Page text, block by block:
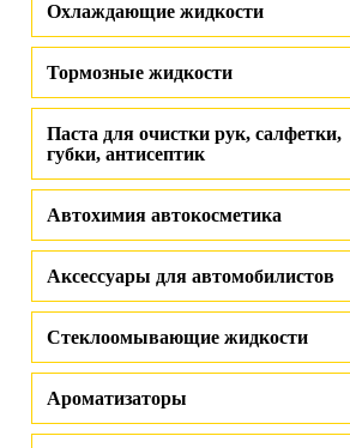
Охлаждающие жидкости
Тормозные жидкости
Паста для очистки рук, салфетки,
губки, антисептик
Автохимия автокосметика
Аксессуары для автомобилистов
Стеклоомывающие жидкости
Ароматизаторы